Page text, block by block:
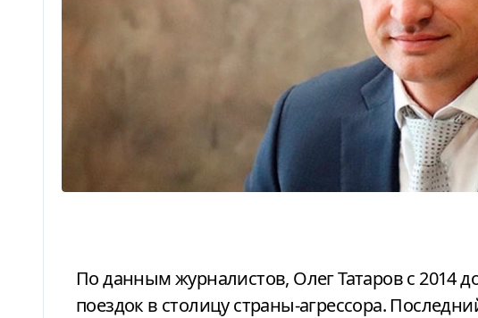
По данным журналистов, Олег Татаров с 2014 до 2019 года совершил ряд
поездок в столицу страны-агрессора.